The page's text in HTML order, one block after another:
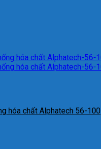
hóa chất Alphatech 56-100